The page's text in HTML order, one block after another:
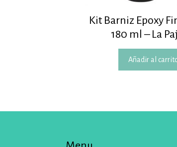
Kit Barniz Epoxy
180 ml – La
Añadir al